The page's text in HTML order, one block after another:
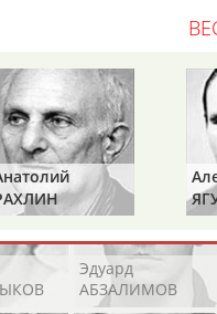
какую-либо
своей страны!
Эдуард
АБЗАЛИМОВ
Александр
ЯГУБКИН